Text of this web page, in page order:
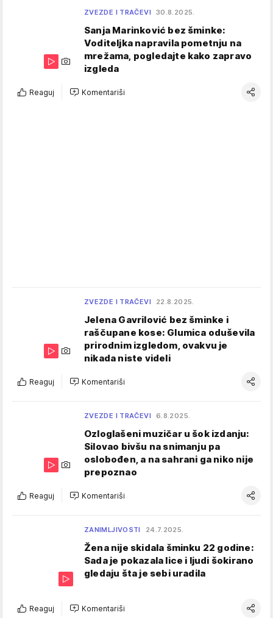
ZVEZDE I TRAČEVI 30.8.2025.
Sanja Marinković bez šminke:
Voditeljka napravila pometnju na
mrežama, pogledajte kako zapravo
izgleda
Reaguj Komentariši
ZVEZDE I TRAČEVI 22.8.2025.
Jelena Gavrilović bez šminke i
raščupane kose: Glumica oduševila
prirodnim izgledom, ovakvu je
nikada niste videli
Reaguj Komentariši
ZVEZDE I TRAČEVI 6.8.2025.
Ozloglašeni muzičar u šok izdanju:
Silovao bivšu na snimanju pa
oslobođen, a na sahrani ga niko nije
prepoznao
Reaguj Komentariši
ZANIMLJIVOSTI 24.7.2025.
Žena nije skidala šminku 22 godine:
Sada je pokazala lice i ljudi šokirano
gledaju šta je sebi uradila
Reaguj Komentariši